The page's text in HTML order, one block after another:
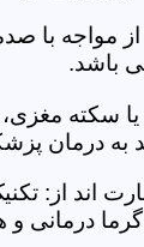
مواجه با
باشد.
سکته
درمان
اند از:
درمانی و